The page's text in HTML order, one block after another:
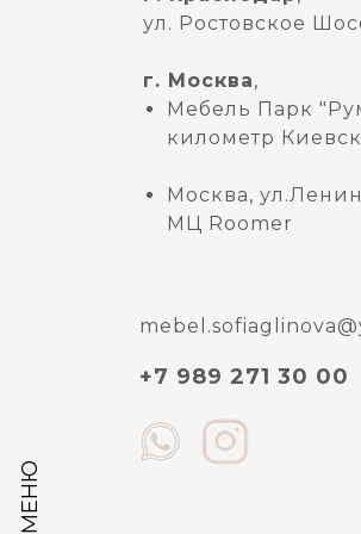
МЕНЮ
ул. Ростовское
г. Москва,
Мебель Парк
километр
Москва,
МЦ Roomer
+7 989 271 30 00